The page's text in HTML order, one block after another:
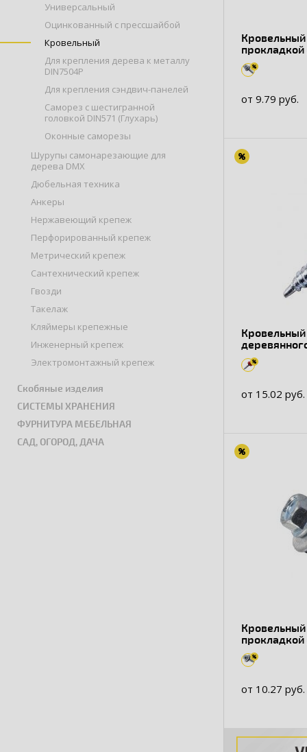
Универсальный
Оцинкованный с прессшайбой
Кровельный
Для крепления дерева к металлу
DIN7504P
Для крепления сэндвич-панелей
Саморез с шестигранной
головкой DIN571 (Глухарь)
Оконные саморезы
Шурупы самонарезающие для
дерева DMX
Дюбельная техника
Анкеры
Нержавеющий крепеж
Перфорированный крепеж
Метрический крепеж
Сантехнический крепеж
Гвозди
Такелаж
Кляймеры крепежные
Инженерный крепеж
Электромонтажный крепеж
Скобяные изделия
СИСТЕМЫ ХРАНЕНИЯ
ФУРНИТУРА МЕБЕЛЬНАЯ
САД, ОГОРОД, ДАЧА
глубина
от 9.79 руб.
Кровельный
от 15.02 руб.
глубина
от 10.27 руб.